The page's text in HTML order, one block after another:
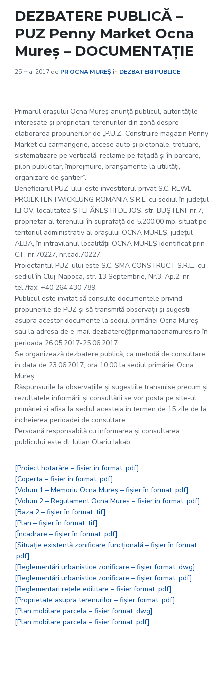
DEZBATERE PUBLICĂ –
PUZ Penny Market Ocna
Mureș – DOCUMENTAȚIE
25 mai 2017 de PR OCNA MUREȘîn DEZBATERI PUBLICE
Primarul orașului Ocna Mureș anunță publicul, autoritățile
interesate și proprietarii terenurilor din zonă despre
elaborarea propunerilor de „P.U.Z.-Construire magazin Penny
Market cu carmangerie, accese auto și pietonale, trotuare,
sistematizare pe verticală, reclame pe fațadă și în parcare,
pilon publicitar, împrejmuire, branșamente la utilități,
organizare de șantier”.
Beneficiarul PUZ-ului este investitorul privat S.C. REWE
PROJEKTENTWICKLUNG ROMANIA S.R.L. cu sediul în județul
ILFOV, localitatea ȘTEFĂNEȘTII DE JOS, str. BUȘTENI, nr.7,
proprietar al terenului în suprafață de 5.200,00 mp, situat pe
teritoriul administrativ al orașului OCNA MUREȘ, județul
ALBA, în intravilanul localității OCNA MUREȘ identificat prin
C.F. nr.70227, nr.cad.70227.
Proiectantul PUZ-ului este S.C. SMA CONSTRUCT S.R.L., cu
sediul în Cluj-Napoca, str. 13 Septembrie, Nr.3, Ap.2, nr.
tel./fax: +40 264 430 789.
Publicul este invitat să consulte documentele privind
propunerile de PUZ și să transmită observații și sugestii
asupra acestor documente la sediul primăriei Ocna Mureș
sau la adresa de e-mail dezbatere@primariaocnamures.ro în
perioada 26.05.2017-25.06.2017.
Se organizează dezbatere publică, ca metodă de consultare,
în data de 23.06.2017, ora 10.00 la sediul primăriei Ocna
Mureș.
Răspunsurile la observațiile și sugestiile transmise precum și
rezultatele informării și consultării se vor posta pe site-ul
primăriei și afișa la sediul acesteia în termen de 15 zile de la
încheierea perioadei de consultare.
Persoană responsabilă cu informarea și consultarea
publicului este dl. Iulian Olariu Iakab.
[Proiect hotarâre – fișier în format .pdf]
[Coperta – fișier în format .pdf]
[Volum 1 – Memoriu Ocna Mureș – fișier în format .pdf]
[Volum 2 – Regulament Ocna Mureș – fișier în format .pdf]
[Baza 2 – fișier în format .tif]
[Plan – fișier în format .tif]
[Încadrare – fișier în format .pdf]
[Situație existentă zonificare funcțională – fișier în format
.pdf]
[Reglementări urbanistice zonificare – fișier format .dwg]
[Reglementări urbanistice zonificare – fișier format .pdf]
[Reglementari rețele edilitare – fișier format .pdf]
[Proprietate asupra terenurilor – fișier format .pdf]
[Plan mobilare parcela – fișier format .dwg]
[Plan mobilare parcela – fișier format .pdf]